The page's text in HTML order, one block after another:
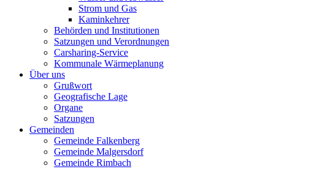
Strom und Gas
Kaminkehrer
Behörden und Institutionen
Satzungen und Verordnungen
Carsharing-Service
Kommunale Wärmeplanung
Über uns
Grußwort
Geografische Lage
Organe
Satzungen
Gemeinden
Gemeinde Falkenberg
Gemeinde Malgersdorf
Gemeinde Rimbach